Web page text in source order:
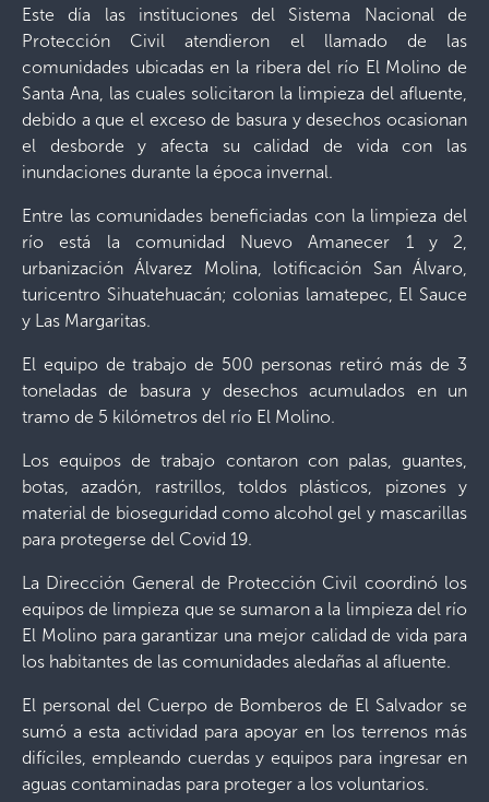
Este día las instituciones del Sistema Nacional de
Protección Civil atendieron el llamado de las
comunidades ubicadas en la ribera del río El Molino de
Santa Ana, las cuales solicitaron la limpieza del afluente,
debido a que el exceso de basura y desechos ocasionan
el desborde y afecta su calidad de vida con las
inundaciones durante la época invernal.
Entre las comunidades beneficiadas con la limpieza del
río está la comunidad Nuevo Amanecer 1 y 2,
urbanización Álvarez Molina, lotificación San Álvaro,
turicentro Sihuatehuacán; colonias lamatepec, El Sauce
y Las Margaritas.
El equipo de trabajo de 500 personas retiró más de 3
toneladas de basura y desechos acumulados en un
tramo de 5 kilómetros del río El Molino.
Los equipos de trabajo contaron con palas, guantes,
botas, azadón, rastrillos, toldos plásticos, pizones y
material de bioseguridad como alcohol gel y mascarillas
para protegerse del Covid 19.
La Dirección General de Protección Civil coordinó los
equipos de limpieza que se sumaron a la limpieza del río
El Molino para garantizar una mejor calidad de vida para
los habitantes de las comunidades aledañas al afluente.
El personal del Cuerpo de Bomberos de El Salvador se
sumó a esta actividad para apoyar en los terrenos más
difíciles, empleando cuerdas y equipos para ingresar en
aguas contaminadas para proteger a los voluntarios.